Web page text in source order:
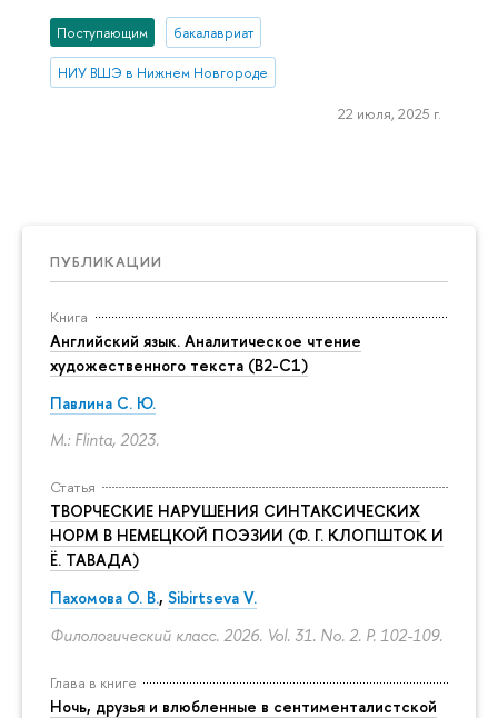
ПУБЛИКАЦИИ
Книга
Английский язык. Аналитическое чтение
художественного текста (B2-C1)
Павлина С. Ю.
M.: Flinta, 2023.
Статья
ТВОРЧЕСКИЕ НАРУШЕНИЯ СИНТАКСИЧЕСКИХ
НОРМ В НЕМЕЦКОЙ ПОЭЗИИ (Ф. Г. КЛОПШТОК И
Ё. ТАВАДА)
Пахомова О. В., Sibirtseva V.
Филологический класс. 2026. Vol. 31. No. 2. P. 102-109.
Глава в книге
Ночь, друзья и влюбленные в сентименталистской
Поступающим бакалавриат
НИУ ВШЭ в Нижнем Новгороде
22 июля, 2025 г.